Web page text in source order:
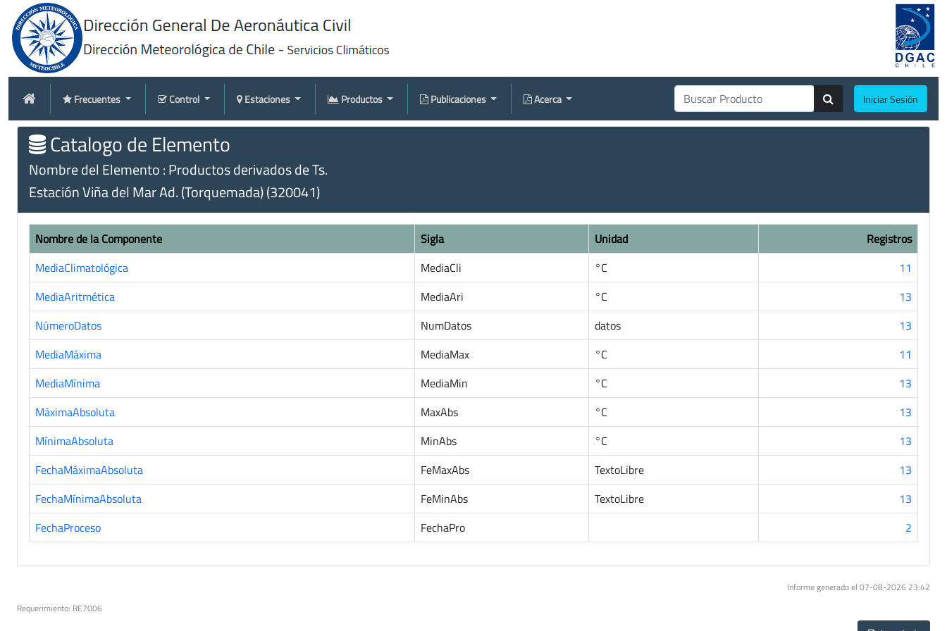
Frecuentes Control Estaciones Productos Publicaciones Acerca Iniciar Sesión
Catalogo de Elemento
Nombre del Elemento : Productos derivados de Ts.
Estación Viña del Mar Ad. (Torquemada) (320041)
Nombre de la Componente Sigla Unidad
Registros
MediaClimatológica
MediaCli °C
11
MediaAritmética
MediaAri °C
13
NúmeroDatos
NumDatos datos
13
MediaMáxima
MediaMax °C
11
MediaMínima
MediaMin °C
13
MáximaAbsoluta
MaxAbs °C
13
MínimaAbsoluta
MinAbs °C
13
FechaMáximaAbsoluta
FeMaxAbs TextoLibre
13
FechaMínimaAbsoluta
FeMinAbs TextoLibre
13
FechaProceso
FechaPro 2
Informe generado el 07-08-2026 23:42
Requerimiento: RE7006